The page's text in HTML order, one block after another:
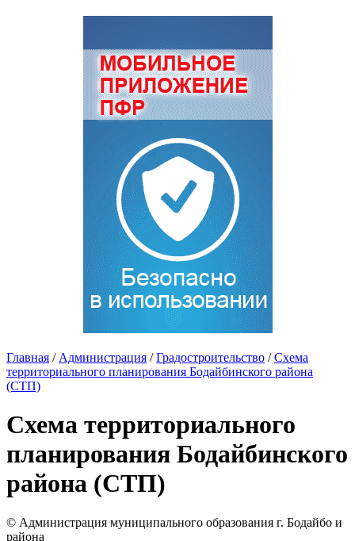
Главная / Администрация / Градостроительство / Схема
территориального планирования Бодайбинского района
(СТП)
Схема территориального
планирования Бодайбинского
района (СТП)
© Администрация муниципального образования г. Бодайбо и
района